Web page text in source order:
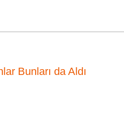
Bunları da Aldı